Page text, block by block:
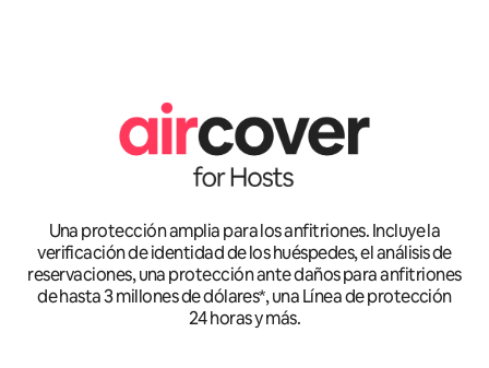
Una protección amplia para los anfitriones. Incluye la
verificación de identidad de los huéspedes, el análisis de
reservaciones, una protección ante daños para anfitriones
de hasta 3 millones de dólares*, una Línea de protección
24 horas y más.